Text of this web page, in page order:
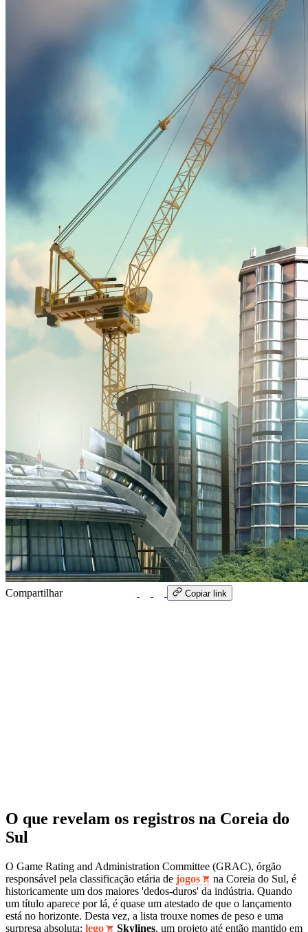
Compartilhar Copiar link
O que revelam os registros na Coreia do
Sul
O Game Rating and Administration Committee (GRAC), órgão
responsável pela classificação etária de jogos
na Coreia do Sul, é
historicamente um dos maiores 'dedos-duros' da indústria. Quando
um título aparece por lá, é quase um atestado de que o lançamento
está no horizonte. Desta vez, a lista trouxe nomes de peso e uma
surpresa absoluta: lego Skylines, um projeto até então mantido em